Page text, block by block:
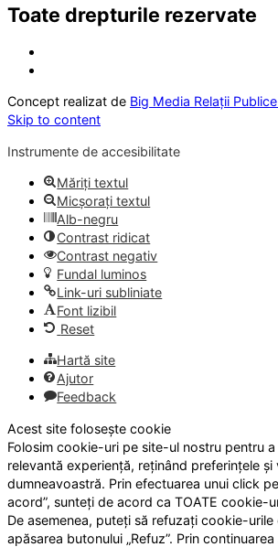
Toate drepturile rezervate
Concept realizat de Big Media Relații
Skip to content
Instrumente de accesibilitate
Măriți textul
Micșorați textul
Alb-negru
Contrast ridicat
Contrast negativ
Fundal luminos
Link-uri subliniate
Font lizibil
Reset
Hartă site
Ajutor
Feedback
Acest site folosește cookie
Folosim cookie-uri pe site-ul nostru pentru
relevantă experiență, reținând preferințele și
dumneavoastră. Prin efectuarea unui click
acord”, sunteți de acord ca TOATE cookie-
De asemenea, puteți să refuzați cookie-
apăsarea butonului „Refuz”. Prin